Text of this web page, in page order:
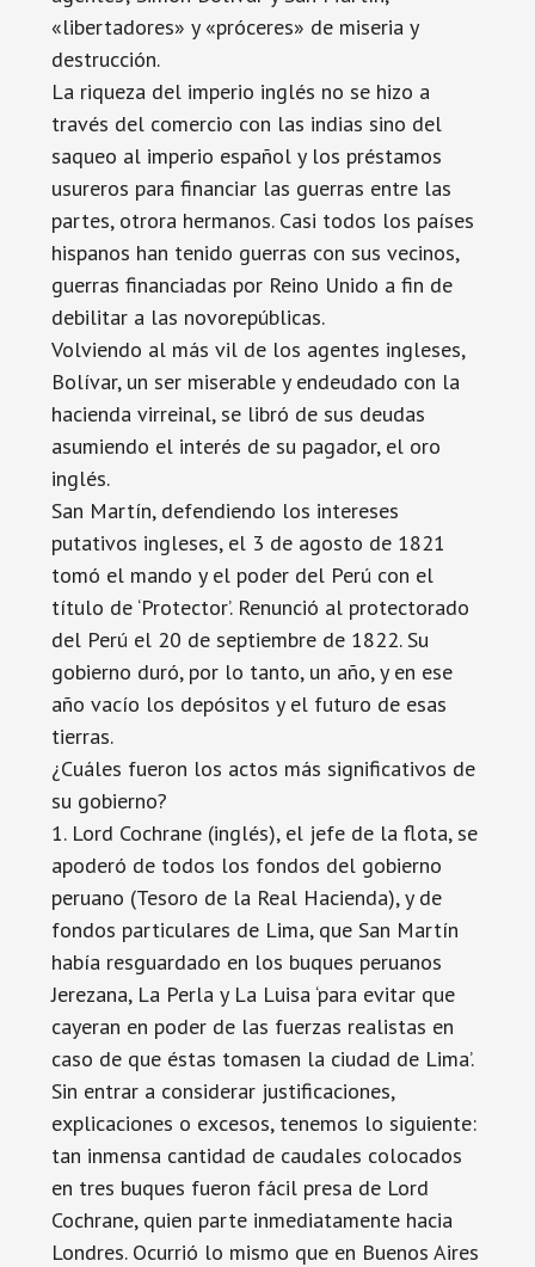
«libertadores» y «próceres» de miseria y
destrucción.
La riqueza del imperio inglés no se hizo a
través del comercio con las indias sino del
saqueo al imperio español y los préstamos
usureros para financiar las guerras entre las
partes, otrora hermanos. Casi todos los países
hispanos han tenido guerras con sus vecinos,
guerras financiadas por Reino Unido a fin de
debilitar a las novorepúblicas.
Volviendo al más vil de los agentes ingleses,
Bolívar, un ser miserable y endeudado con la
hacienda virreinal, se libró de sus deudas
asumiendo el interés de su pagador, el oro
inglés.
San Martín, defendiendo los intereses
putativos ingleses, el 3 de agosto de 1821
tomó el mando y el poder del Perú con el
título de ‘Protector’. Renunció al protectorado
del Perú el 20 de septiembre de 1822. Su
gobierno duró, por lo tanto, un año, y en ese
año vacío los depósitos y el futuro de esas
tierras.
¿Cuáles fueron los actos más significativos de
su gobierno?
1. Lord Cochrane (inglés), el jefe de la flota, se
apoderó de todos los fondos del gobierno
peruano (Tesoro de la Real Hacienda), y de
fondos particulares de Lima, que San Martín
había resguardado en los buques peruanos
Jerezana, La Perla y La Luisa ‘para evitar que
cayeran en poder de las fuerzas realistas en
caso de que éstas tomasen la ciudad de Lima’.
Sin entrar a considerar justificaciones,
explicaciones o excesos, tenemos lo siguiente:
tan inmensa cantidad de caudales colocados
en tres buques fueron fácil presa de Lord
Cochrane, quien parte inmediatamente hacia
Londres. Ocurrió lo mismo que en Buenos Aires